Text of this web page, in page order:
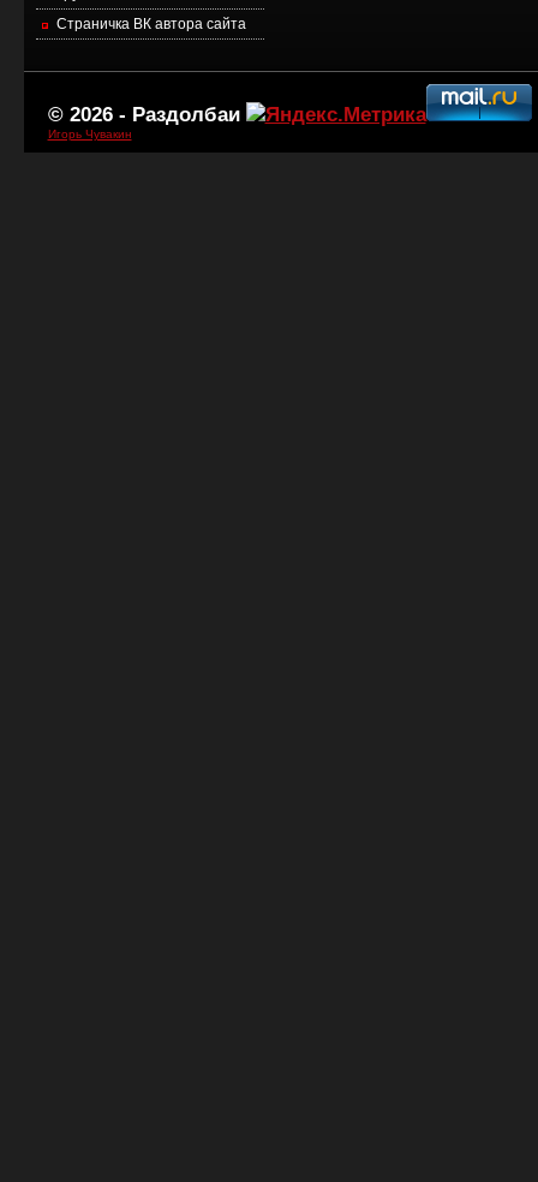
Страничка ВК автора сайта
© 2026 - Раздолбаи
Игорь Чувакин